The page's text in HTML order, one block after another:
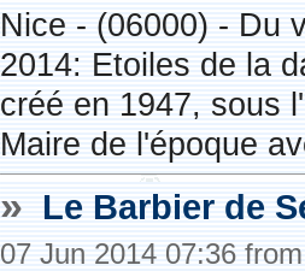
Nice - (06000) - Du
2014: Etoiles de la
créé en 1947, sous
Maire de l'époque
» Le Barbier de
07 Jun 2014 07:36